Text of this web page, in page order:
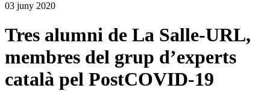
03 juny 2020
Tres alumni de La Salle-URL,
membres del grup d’experts
català pel PostCOVID-19